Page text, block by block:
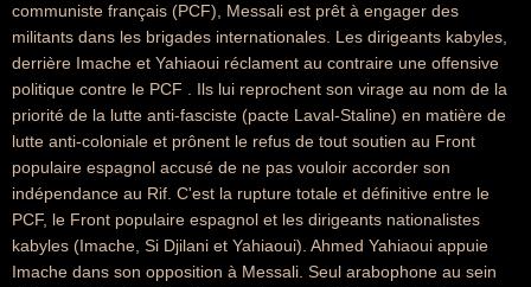
communiste français (PCF), Messali est prêt à engager des
militants dans les brigades internationales. Les dirigeants kabyles,
derrière Imache et Yahiaoui réclament au contraire une offensive
politique contre le PCF . Ils lui reprochent son virage au nom de la
priorité de la lutte anti-fasciste (pacte Laval-Staline) en matière de
lutte anti-coloniale et prônent le refus de tout soutien au Front
populaire espagnol accusé de ne pas vouloir accorder son
indépendance au Rif. C'est la rupture totale et définitive entre le
PCF, le Front populaire espagnol et les dirigeants nationalistes
kabyles (Imache, Si Djilani et Yahiaoui). Ahmed Yahiaoui appuie
Imache dans son opposition à Messali. Seul arabophone au sein